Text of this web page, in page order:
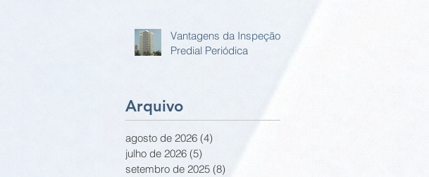
Vantagens da Inspeção
Predial Periódica
Arquivo
agosto de 2026 (4)
julho de 2026 (5)
setembro de 2025 (8) 8 posts